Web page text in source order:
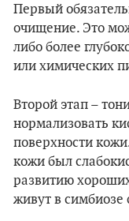
Первый
очищение. Это
либо более
или химических
Второй этап –
нормализовать
поверхности
кожи был
развитию
живут в